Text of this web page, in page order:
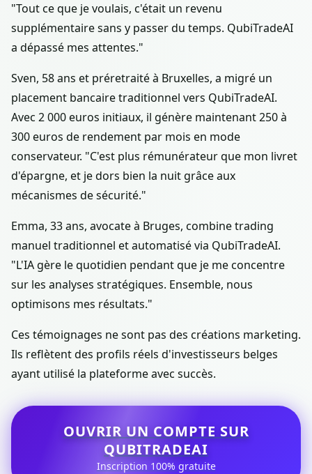
"Tout ce que je voulais, c'était un revenu
supplémentaire sans y passer du temps. QubiTradeAI
a dépassé mes attentes."
Sven, 58 ans et préretraité à Bruxelles, a migré un
placement bancaire traditionnel vers QubiTradeAI.
Avec 2 000 euros initiaux, il génère maintenant 250 à
300 euros de rendement par mois en mode
conservateur. "C'est plus rémunérateur que mon livret
d'épargne, et je dors bien la nuit grâce aux
mécanismes de sécurité."
Emma, 33 ans, avocate à Bruges, combine trading
manuel traditionnel et automatisé via QubiTradeAI.
"L'IA gère le quotidien pendant que je me concentre
sur les analyses stratégiques. Ensemble, nous
optimisons mes résultats."
Ces témoignages ne sont pas des créations marketing.
Ils reflètent des profils réels d'investisseurs belges
ayant utilisé la plateforme avec succès.
OUVRIR UN COMPTE SUR
QUBITRADEAI
Inscription 100% gratuite